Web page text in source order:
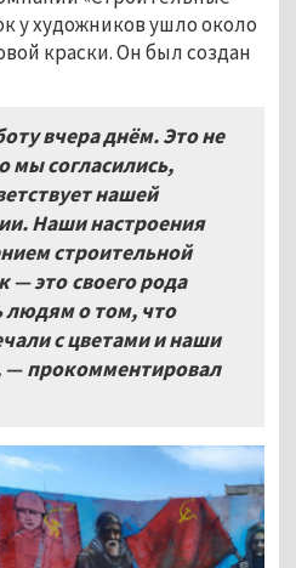
у художников ушло около
краски. Он был создан
вчера днём. Это не
мы согласились,
нашей
Наши настроения
строительной
— это своего рода
людям о том, что
с цветами и наши
— прокомментировал